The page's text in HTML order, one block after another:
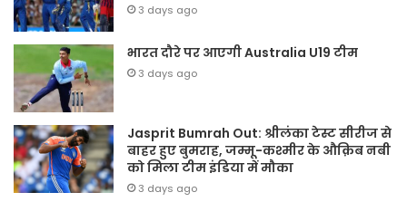
3 days ago
भारत दौरे पर आएगी Australia U19 टीम
3 days ago
Jasprit Bumrah Out: श्रीलंका टेस्ट सीरीज से
बाहर हुए बुमराह, जम्मू-कश्मीर के औक़िब नबी
को मिला टीम इंडिया में मौका
3 days ago